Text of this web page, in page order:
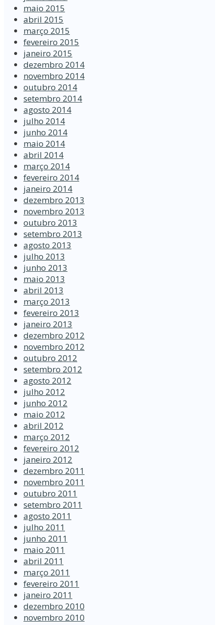
maio 2015
abril 2015
março 2015
fevereiro 2015
janeiro 2015
dezembro 2014
novembro 2014
outubro 2014
setembro 2014
agosto 2014
julho 2014
junho 2014
maio 2014
abril 2014
março 2014
fevereiro 2014
janeiro 2014
dezembro 2013
novembro 2013
outubro 2013
setembro 2013
agosto 2013
julho 2013
junho 2013
maio 2013
abril 2013
março 2013
fevereiro 2013
janeiro 2013
dezembro 2012
novembro 2012
outubro 2012
setembro 2012
agosto 2012
julho 2012
junho 2012
maio 2012
abril 2012
março 2012
fevereiro 2012
janeiro 2012
dezembro 2011
novembro 2011
outubro 2011
setembro 2011
agosto 2011
julho 2011
junho 2011
maio 2011
abril 2011
março 2011
fevereiro 2011
janeiro 2011
dezembro 2010
novembro 2010